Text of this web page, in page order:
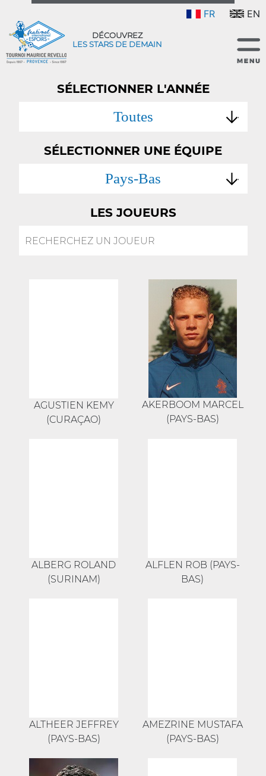
FR EN
DÉCOUVREZ
LES STARS DE DEMAIN
SÉLECTIONNER L'ANNÉE
Toutes
SÉLECTIONNER UNE ÉQUIPE
Pays-Bas
LES JOUEURS
AGUSTIEN KEMY
(CURAÇAO)
AKERBOOM MARCEL
(PAYS-BAS)
ALBERG ROLAND
(SURINAM)
ALFLEN ROB (PAYS-
BAS)
ALTHEER JEFFREY
(PAYS-BAS)
AMEZRINE MUSTAFA
(PAYS-BAS)